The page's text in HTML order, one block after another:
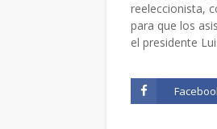
reeleccionista,
para que los
el presidente